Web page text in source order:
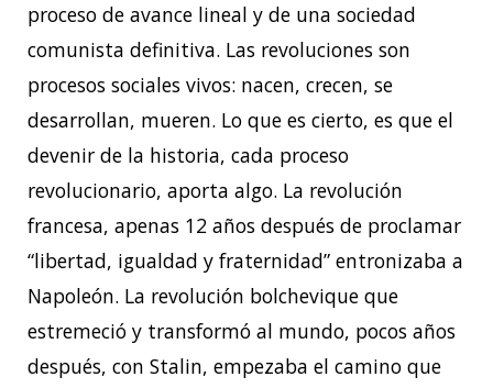
proceso de avance lineal y de una sociedad
comunista definitiva. Las revoluciones son
procesos sociales vivos: nacen, crecen, se
desarrollan, mueren. Lo que es cierto, es que el
devenir de la historia, cada proceso
revolucionario, aporta algo. La revolución
francesa, apenas 12 años después de proclamar
“libertad, igualdad y fraternidad” entronizaba a
Napoleón. La revolución bolchevique que
estremeció y transformó al mundo, pocos años
después, con Stalin, empezaba el camino que